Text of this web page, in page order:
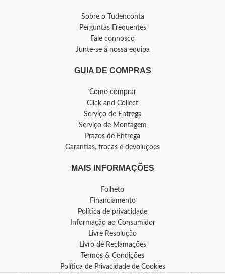
Sobre o Tudenconta
Perguntas Frequentes
Fale connosco
Junte-se à nossa equipa
GUIA DE COMPRAS
Como comprar
Click and Collect
Serviço de Entrega
Serviço de Montagem
Prazos de Entrega
Garantias, trocas e devoluções
MAIS INFORMAÇÕES
Folheto
Financiamento
Política de privacidade
Informação ao Consumidor
Livre Resolução
Livro de Reclamações
Termos & Condições
Política de Privacidade de Cookies